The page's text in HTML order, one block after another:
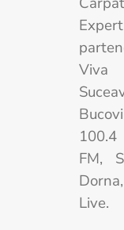
Viva
FM,
Live.